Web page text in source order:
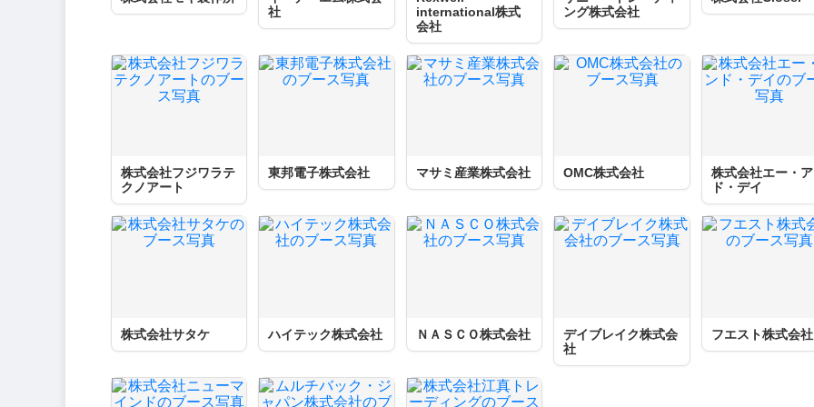
社
international株式
会社
ング株式会社
株式会社フジワラテ
クノアート
東邦電子株式会社 マサミ産業株式会社 OMC株式会社
株式会社エー・
ド・デイ
株式会社サタケ ハイテック株式会社 ＮＡＳＣＯ株式会社
デイブレイク株式会
社
フエスト株式会社